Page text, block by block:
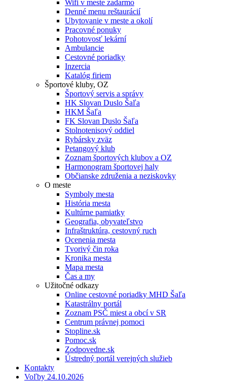
Wifi v meste zadarmo
Denné menu reštaurácií
Ubytovanie v meste a okolí
Pracovné ponuky
Pohotovosť lekární
Ambulancie
Cestovné poriadky
Inzercia
Katalóg firiem
Športové kluby, OZ
Športový servis a správy
HK Slovan Duslo Šaľa
HKM Šaľa
FK Slovan Duslo Šaľa
Stolnotenisový oddiel
Rybársky zväz
Petangový klub
Zoznam športových klubov a OZ
Harmonogram športovej haly
Občianske združenia a neziskovky
O meste
Symboly mesta
História mesta
Kultúrne pamiatky
Geografia, obyvateľstvo
Infraštruktúra, cestovný ruch
Ocenenia mesta
Tvorivý čin roka
Kronika mesta
Mapa mesta
Čas a my
Užitočné odkazy
Online cestovné poriadky MHD Šaľa
Katastrálny portál
Zoznam PSČ miest a obcí v SR
Centrum právnej pomoci
Stopline.sk
Pomoc.sk
Zodpovedne.sk
Ústredný portál verejných služieb
Kontakty
Voľby 24.10.2026